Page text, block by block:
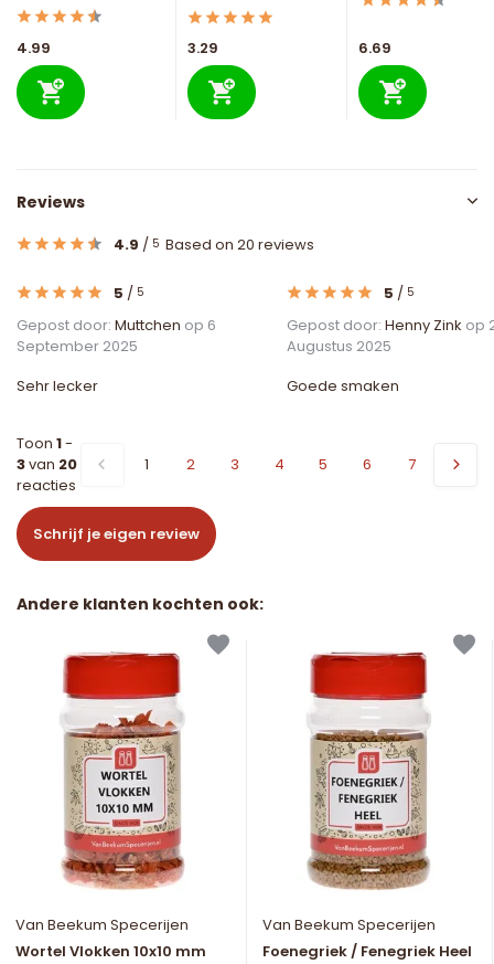
4.99 3.29 6.69
Reviews
4.9 / 5 Based on 20 reviews
5 / 5
Gepost door: Muttchen op 6
September 2025
Sehr lecker
5 / 5
Gepost door: Henny Zink op
Augustus 2025
Goede smaken
Toon 1-
3van 20
reacties
1 2 3 4 5 6 7
Schrijf je eigen review
Andere klanten kochten ook:
Van Beekum Specerijen
Wortel Vlokken 10x10 mm
Van Beekum Specerijen
Foenegriek / Fenegriek Heel